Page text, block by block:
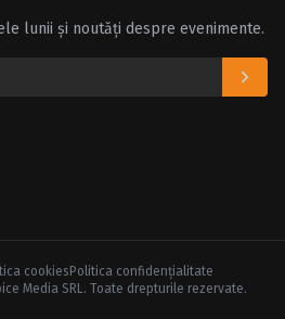
lunii și noutăți despre evenimente.
cookies Politica confidenţialitate
Media SRL. Toate drepturile rezervate.